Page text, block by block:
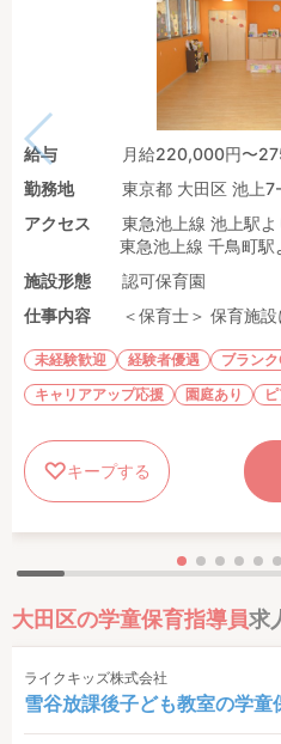
給与
月給220,000円〜
勤務地
東京都 大田区 池上
アクセス
東急池上線 池上駅
東急池上線 千鳥町駅
施設形態
認可保育園
仕事内容
＜保育士＞ 保育施
未経験歓迎 経験者優遇 ブラン
キャリアアップ応援
園庭あり
キープする
大田区の学童保育指導員求
ライクキッズ株式会社
雪谷放課後子ども教室の学童